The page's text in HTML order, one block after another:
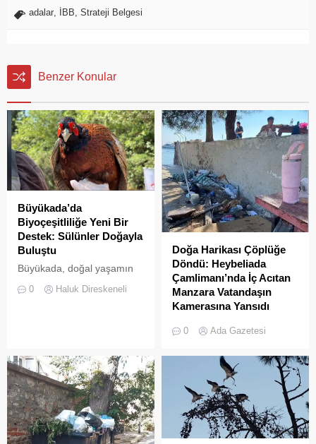
adalar İBB Strateji Belgesi
Benzer Konular
Büyükada’da
Biyoçeşitliliğe Yeni Bir
Destek: Sülünler Doğayla
Buluştu
Büyükada, doğal yaşamın
çeşitliliğin
Koruma ve Milli Parklar
(DKMP) Genel Müdürlüğü
tarafından Polonezköy
Sülün Üretim İstasyonu’nda
yetiştirilen yüzlerce sülün,
Temmuz 2026’da
0 Haluk Direskeneli
Doğa Harikası Çöplüğe
Döndü: Heybeliada
Çamlimanı’nda İç Acıtan
Manzara Vatandaşın
Kamerasına Yansıdı
Çamlimanı Koyu,
eksikliğinin kurbanı oldu.
Doğal güzelliğiyle bilinen
koyun her köşesinin çöple
dolduğu o anlar, bir
vatandaşın kamerasına
saniye saniye yansıdı.
0 Ada Gazetesi